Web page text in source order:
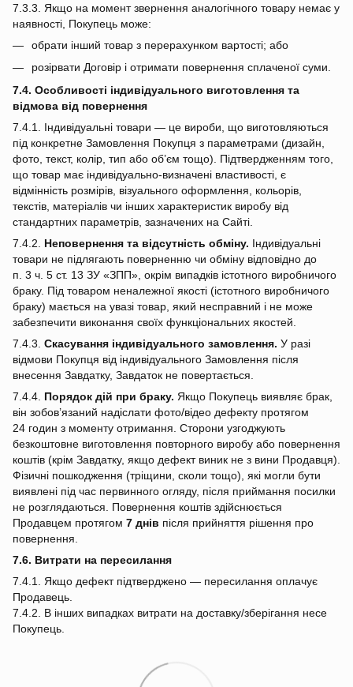
7.3.3. Якщо на момент звернення аналогічного товару немає у
наявності, Покупець може:
обрати інший товар з перерахунком вартості; або
розірвати Договір і отримати повернення сплаченої суми.
7.4. Особливості індивідуального виготовлення та
відмова від повернення
7.4.1. Індивідуальні товари — це вироби, що виготовляються
під конкретне Замовлення Покупця з параметрами (дизайн,
фото, текст, колір, тип або об’єм тощо). Підтвердженням того,
що товар має індивідуально‑визначені властивості, є
відмінність розмірів, візуального оформлення, кольорів,
текстів, матеріалів чи інших характеристик виробу від
стандартних параметрів, зазначених на Сайті.
7.4.2. Неповернення та відсутність обміну. Індивідуальні
товари не підлягають поверненню чи обміну відповідно до
п. 3 ч. 5 ст. 13 ЗУ «ЗПП», окрім випадків істотного виробничого
браку. Під товаром неналежної якості (істотного виробничого
браку) мається на увазі товар, який несправний і не може
забезпечити виконання своїх функціональних якостей.
7.4.3. Скасування індивідуального замовлення. У разі
відмови Покупця від індивідуального Замовлення після
внесення Завдатку, Завдаток не повертається.
7.4.4. Порядок дій при браку. Якщо Покупець виявляє брак,
він зобов’язаний надіслати фото/відео дефекту протягом
24 годин з моменту отримання. Сторони узгоджують
безкоштовне виготовлення повторного виробу або повернення
коштів (крім Завдатку, якщо дефект виник не з вини Продавця).
Фізичні пошкодження (тріщини, сколи тощо), які могли бути
виявлені під час первинного огляду, після приймання посилки
не розглядаються. Повернення коштів здійснюється
Продавцем протягом 7 днів після прийняття рішення про
повернення.
7.6. Витрати на пересилання
7.4.1. Якщо дефект підтверджено — пересилання оплачує
Продавець.
7.4.2. В інших випадках витрати на доставку/зберігання несе
Покупець.